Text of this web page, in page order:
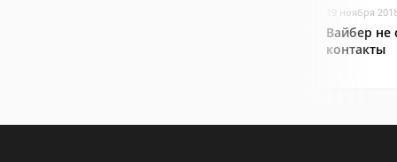
19 ноября
Вайбер не
контакты